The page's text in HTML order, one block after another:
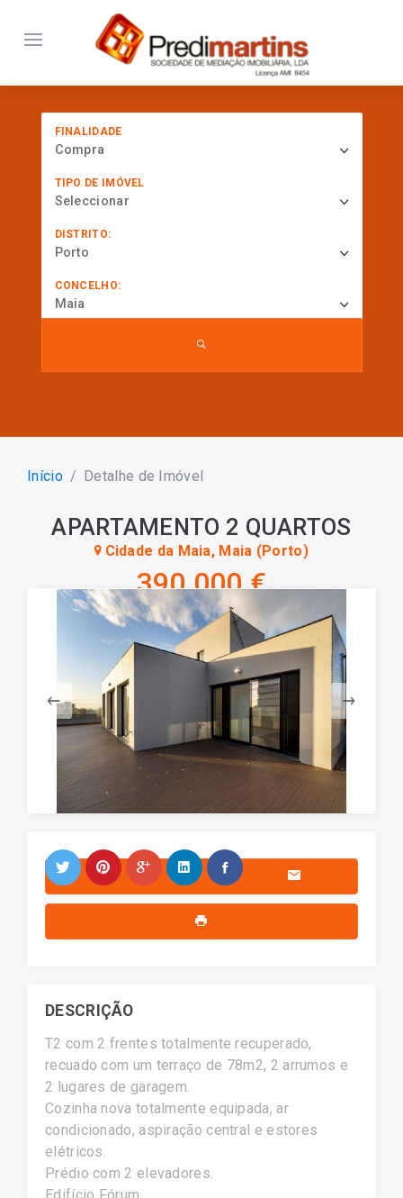
FINALIDADE
Compra
TIPO DE IMÓVEL
Seleccionar
DISTRITO:
Porto
CONCELHO:
Maia
Início Detalhe de Imóvel
APARTAMENTO 2 QUARTOS
Cidade da Maia, Maia (Porto)
390 000 €
DESCRIÇÃO
T2 com 2 frentes totalmente recuperado,
recuado com um terraço de 78m2, 2 arrumos e
2 lugares de garagem.
Cozinha nova totalmente equipada, ar
condicionado, aspiração central e estores
elétricos.
Prédio com 2 elevadores.